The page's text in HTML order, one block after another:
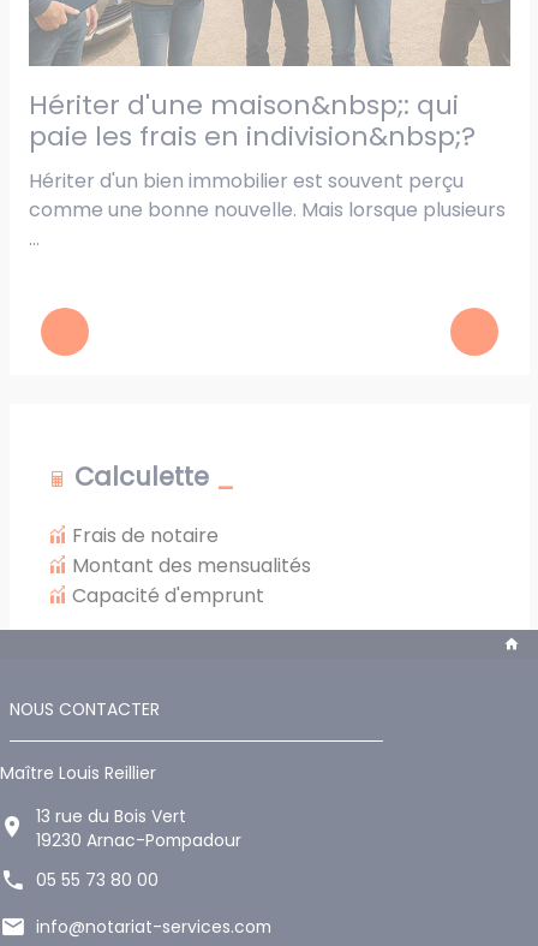
hériter d'une maison&nbsp;: qui
paie les frais en indivision&nbsp;?
Hériter d'un bien immobilier est souvent perçu
comme une bonne nouvelle. Mais lorsque plusieurs
...
Calculette
Frais de notaire
Montant des mensualités
Capacité d'emprunt
NOUS CONTACTER
Maître Louis Reillier
13 rue du Bois Vert
19230 Arnac-Pompadour
05 55 73 80 00
info@notariat-services.com